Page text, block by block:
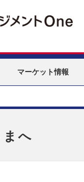
マーケット情報
へ